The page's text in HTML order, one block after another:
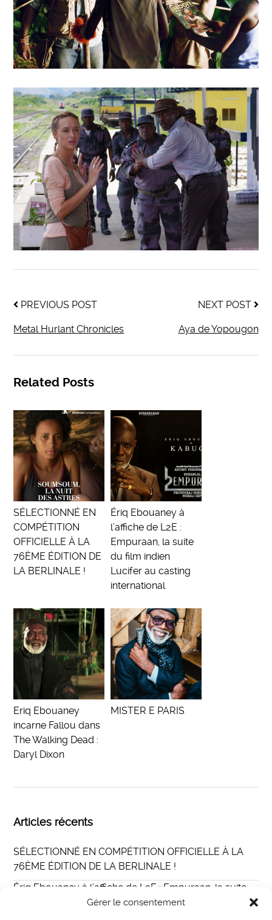
Gérer le consentement
PREVIOUS POST
Metal Hurlant Chronicles
NEXT POST
Aya de Yopougon
Related Posts
SÉLECTIONNÉ EN
COMPÉTITION
OFFICIELLE À LA
76ÈME ÉDITION DE
LA BERLINALE !
Ériq Ebouaney à
l’affiche de L2E :
Empuraan, la suite
du film indien
Lucifer au casting
international
Eriq Ebouaney
incarne Fallou dans
The Walking Dead :
Daryl Dixon
MISTER E PARIS
Articles récents
SÉLECTIONNÉ EN COMPÉTITION OFFICIELLE À LA
76ÈME ÉDITION DE LA BERLINALE !
Ériq Ebouaney à l’affiche de L2E : Empuraan, la suite
du film indien Lucifer au casting international